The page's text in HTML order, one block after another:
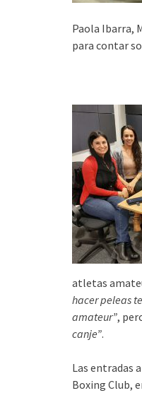
Paola Ibarra,
para contar
atletas
hacer peleas
amateur”,
canje”.
Las entradas
Boxing Club,